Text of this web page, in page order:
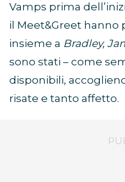
Vamps prima
il Meet&Greet hanno
insieme a Bradley,
sono stati – come
disponibili,
risate e tanto affetto.